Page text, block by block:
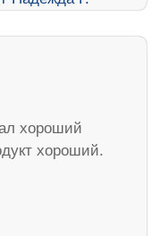
хороший
хороший.